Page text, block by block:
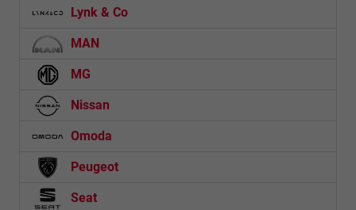
Lynk & Co
MAN
MG
Nissan
Omoda
Peugeot
Seat